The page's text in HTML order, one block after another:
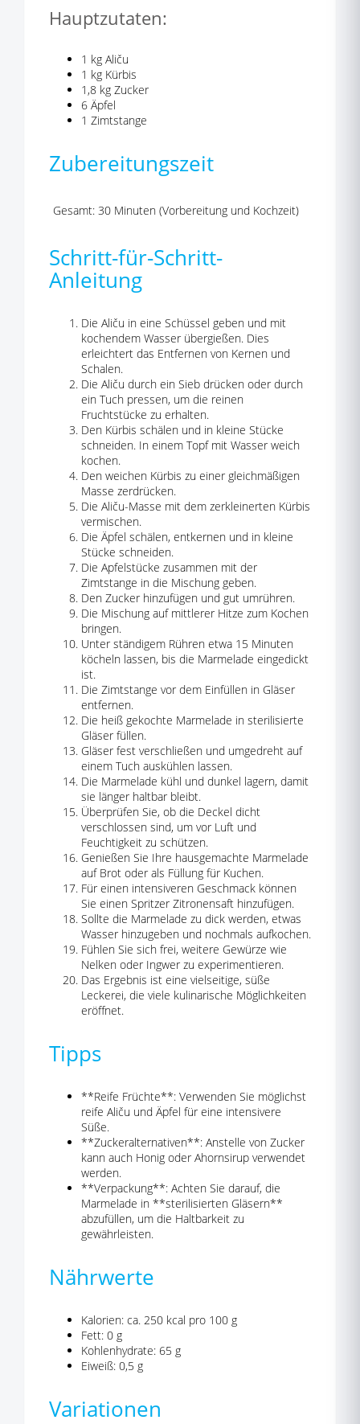
Hauptzutaten:
1 kg Aliču
1 kg Kürbis
1,8 kg Zucker
6 Äpfel
1 Zimtstange
Zubereitungszeit
Gesamt: 30 Minuten (Vorbereitung und Kochzeit)
Schritt-für-Schritt-
Anleitung
Die Aliču in eine Schüssel geben und mit
kochendem Wasser übergießen. Dies
erleichtert das Entfernen von Kernen und
Schalen.
Die Aliču durch ein Sieb drücken oder durch
ein Tuch pressen, um die reinen
Fruchtstücke zu erhalten.
Den Kürbis schälen und in kleine Stücke
schneiden. In einem Topf mit Wasser weich
kochen.
Den weichen Kürbis zu einer gleichmäßigen
Masse zerdrücken.
Die Aliču-Masse mit dem zerkleinerten Kürbis
vermischen.
Die Äpfel schälen, entkernen und in kleine
Stücke schneiden.
Die Apfelstücke zusammen mit der
Zimtstange in die Mischung geben.
Den Zucker hinzufügen und gut umrühren.
Die Mischung auf mittlerer Hitze zum Kochen
bringen.
Unter ständigem Rühren etwa 15 Minuten
köcheln lassen, bis die Marmelade eingedickt
ist.
Die Zimtstange vor dem Einfüllen in Gläser
entfernen.
Die heiß gekochte Marmelade in sterilisierte
Gläser füllen.
Gläser fest verschließen und umgedreht auf
einem Tuch auskühlen lassen.
Die Marmelade kühl und dunkel lagern, damit
sie länger haltbar bleibt.
Überprüfen Sie, ob die Deckel dicht
verschlossen sind, um vor Luft und
Feuchtigkeit zu schützen.
Genießen Sie Ihre hausgemachte Marmelade
auf Brot oder als Füllung für Kuchen.
Für einen intensiveren Geschmack können
Sie einen Spritzer Zitronensaft hinzufügen.
Sollte die Marmelade zu dick werden, etwas
Wasser hinzugeben und nochmals aufkochen.
Fühlen Sie sich frei, weitere Gewürze wie
Nelken oder Ingwer zu experimentieren.
Das Ergebnis ist eine vielseitige, süße
Leckerei, die viele kulinarische Möglichkeiten
eröffnet.
Tipps
**Reife Früchte**: Verwenden Sie möglichst
reife Aliču und Äpfel für eine intensivere
Süße.
**Zuckeralternativen**: Anstelle von Zucker
kann auch Honig oder Ahornsirup verwendet
werden.
**Verpackung**: Achten Sie darauf, die
Marmelade in **sterilisierten Gläsern**
abzufüllen, um die Haltbarkeit zu
gewährleisten.
Nährwerte
Kalorien: ca. 250 kcal pro 100 g
Fett: 0 g
Kohlenhydrate: 65 g
Eiweiß: 0,5 g
Variationen